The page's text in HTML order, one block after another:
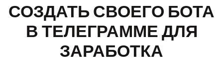
СОЗДАТЬ СВОЕГО БОТА
В ТЕЛЕГРАММЕ ДЛЯ
ЗАРАБОТКА